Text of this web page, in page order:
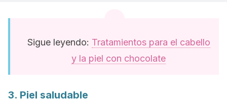
Sigue leyendo: Tratamientos para el cabello
y la piel con chocolate
3. Piel saludable